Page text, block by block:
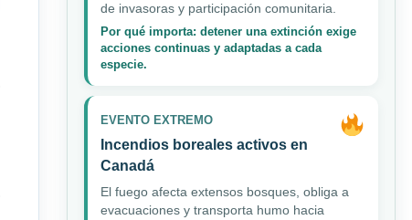
de invasoras y participación comunitaria.
Por qué importa: detener una extinción exige
acciones continuas y adaptadas a cada
especie.
EVENTO EXTREMO
Incendios boreales activos en
Canadá
El fuego afecta extensos bosques, obliga a
evacuaciones y transporta humo hacia